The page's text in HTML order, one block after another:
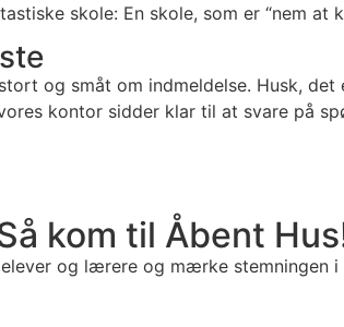
skole: En skole, som er “nem at
og småt om indmeldelse. Husk,
kontor sidder klar til at svare på
kom til Åbent
og lærere og mærke stemningen